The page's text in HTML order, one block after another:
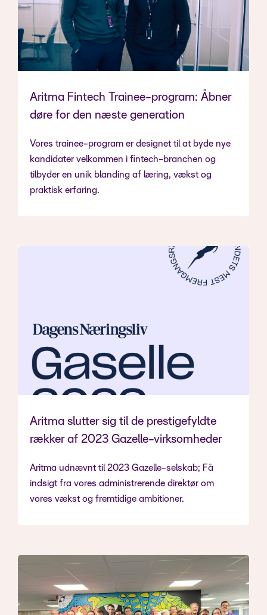
Aritma Fintech Trainee-program: Åbner
døre for den næste generation
Vores trainee-program er designet til at byde nye
kandidater velkommen i fintech-branchen og
tilbyder en unik blanding af læring, vækst og
praktisk erfaring.
Aritma slutter sig til de prestigefyldte
rækker af 2023 Gazelle-virksomheder
Aritma udnævnt til 2023 Gazelle-selskab; Få
indsigt fra vores administrerende direktør om
vores vækst og fremtidige ambitioner.